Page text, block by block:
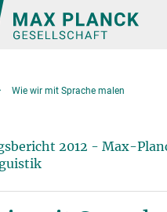
Wie wir mit Sprache malen
2012 - Max-